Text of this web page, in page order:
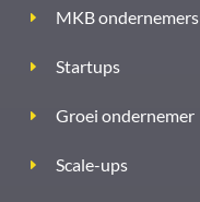
MKB ondernemers
Startups
Groei ondernemer
Scale-ups